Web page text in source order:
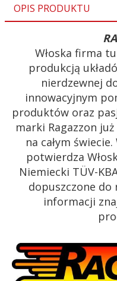
OPIS PRODUKTU
Włoska firma
produkcją
nierdzewnej
innowacyjnym
produktów oraz
marki Ragazzon
na całym
potwierdza
Niemiecki TÜV-
dopuszczone do
informacji